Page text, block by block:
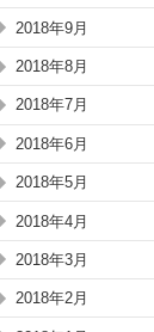
2018年9月
2018年8月
2018年7月
2018年6月
2018年5月
2018年4月
2018年3月
2018年2月